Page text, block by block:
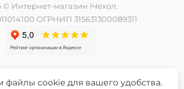
© Интернет-магазин iЧехол.
ОГРНИП 315631300089311
файлы cookie для вашего удобства.